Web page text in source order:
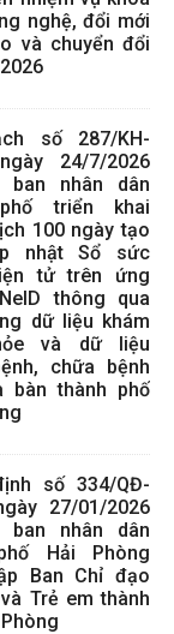
nghệ, đổi mới
và chuyển đổi
số 287/KH-
24/7/2026
ban nhân dân
triển khai
100 ngày tạo
nhật Sổ sức
tử trên ứng
thông qua
dữ liệu khám
và dữ liệu
chữa bệnh
bàn thành phố
số 334/QĐ-
27/01/2026
ban nhân dân
Hải Phòng
Ban Chỉ đạo
Trẻ em thành